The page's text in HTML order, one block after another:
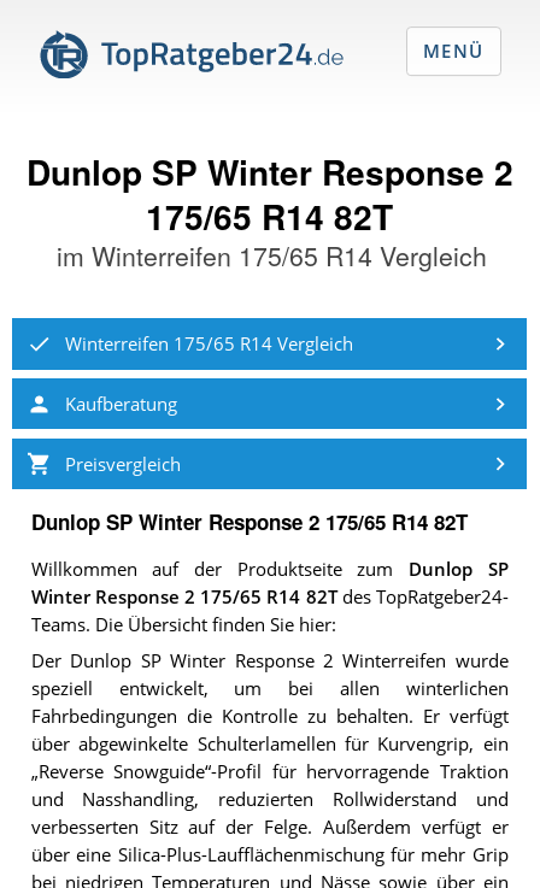
Dunlop SP Winter Response 2
175/65 R14 82T
imWinterreifen 175/65 R14 Vergleich
Winterreifen 175/65 R14 Vergleich
Kaufberatung
Preisvergleich
Dunlop SP Winter Response 2 175/65 R14 82T
Willkommen auf der Produktseite zum Dunlop SP
Winter Response 2 175/65 R14 82Tdes TopRatgeber24-
Teams. Die Übersicht finden Sie hier:
Der Dunlop SP Winter Response 2 Winterreifen wurde
speziell entwickelt, um bei allen winterlichen
Fahrbedingungen die Kontrolle zu behalten. Er verfügt
über abgewinkelte Schulterlamellen für Kurvengrip, ein
„Reverse Snowguide“-Profil für hervorragende Traktion
und Nasshandling, reduzierten Rollwiderstand und
verbesserten Sitz auf der Felge. Außerdem verfügt er
über eine Silica-Plus-Laufflächenmischung für mehr Grip
bei niedrigen Temperaturen und Nässe sowie über ein
MENÜ